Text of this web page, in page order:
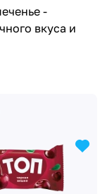
-
вкуса и